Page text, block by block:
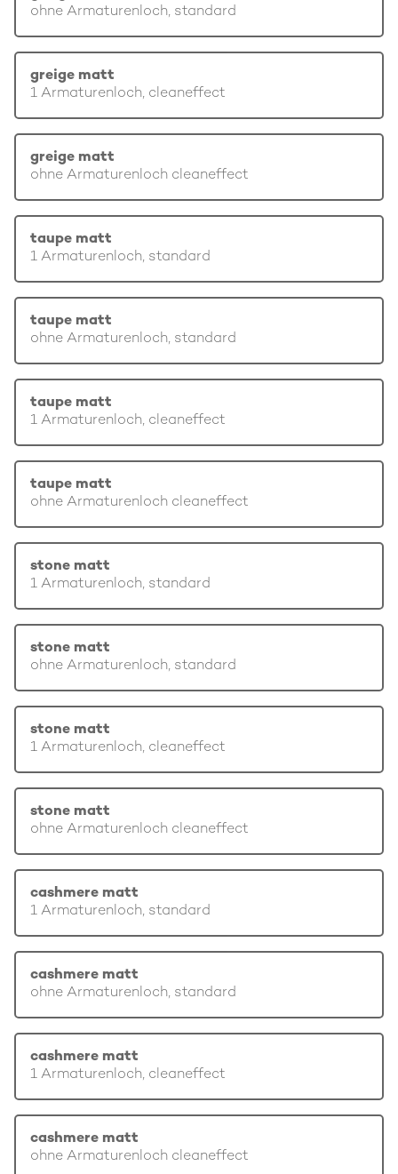
ohne Armaturenloch, standard
greige matt
1 Armaturenloch, cleaneffect
greige matt
ohne Armaturenloch cleaneffect
taupe matt
1 Armaturenloch, standard
taupe matt
ohne Armaturenloch, standard
taupe matt
1 Armaturenloch, cleaneffect
taupe matt
ohne Armaturenloch cleaneffect
stone matt
1 Armaturenloch, standard
stone matt
ohne Armaturenloch, standard
stone matt
1 Armaturenloch, cleaneffect
stone matt
ohne Armaturenloch cleaneffect
cashmere matt
1 Armaturenloch, standard
cashmere matt
ohne Armaturenloch, standard
cashmere matt
1 Armaturenloch, cleaneffect
cashmere matt
ohne Armaturenloch cleaneffect